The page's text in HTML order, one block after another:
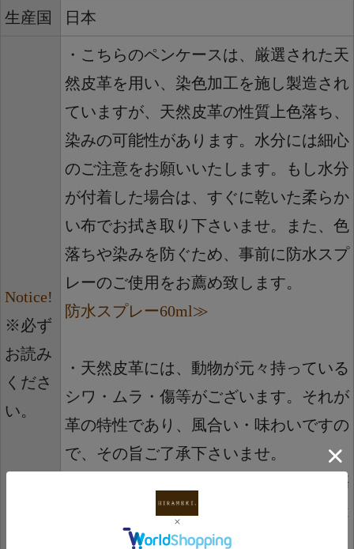
生産国 日本
Notice!
※必ず
お読み
くださ
い。
・こちらのペンケースは、厳選された天
然皮革を用い、染色加工を施し製造され
ていますが、天然皮革の性質上色落ち、
染みの可能性があります。水分には細心
のご注意をお願いいたします。もし水分
が付着した場合は、すぐに乾いた柔らか
い布でお拭き取り下さいませ。また、色
落ちや染みを防ぐため、事前に防水スプ
レーのご使用をお薦め致します。
防水スプレー60ml≫
・天然皮革には、動物が元々持っている
シワ・ムラ・傷等がございます。それが
革の特性であり、風合い・味わいですの
で、その旨ご了承下さいませ。
・革の素材感を活かすため、表面に防傷
加工を施しておりません。その為、製造
工程中 や保管の際の薄い擦り痕やテカ